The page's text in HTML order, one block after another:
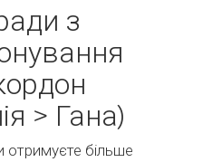
з
> Гана)
отримуєте більше